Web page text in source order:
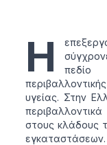
Η
υγείας. Στην
στους κλάδους